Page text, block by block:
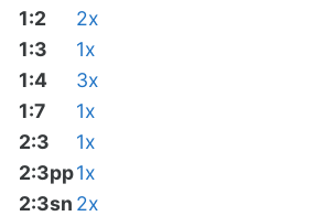
1:2
2x
1:3
1x
1:4
3x
1:7
1x
2:3
1x
2:3pp1x
2:3sn 2x